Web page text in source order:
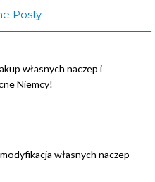
Posty
własnych naczep i
Niemcy!
własnych naczep